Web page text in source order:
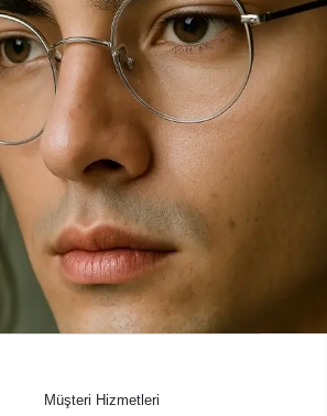
Müşteri Hizmetleri